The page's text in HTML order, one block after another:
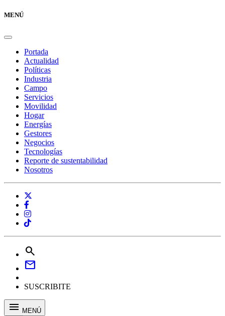
MENÚ
Portada
Actualidad
Políticas
Industria
Campo
Servicios
Movilidad
Hogar
Energías
Gestores
Negocios
Tecnologías
Reporte de sustentabilidad
Nosotros
search
mail
SUSCRIBITE
menu MENÚ